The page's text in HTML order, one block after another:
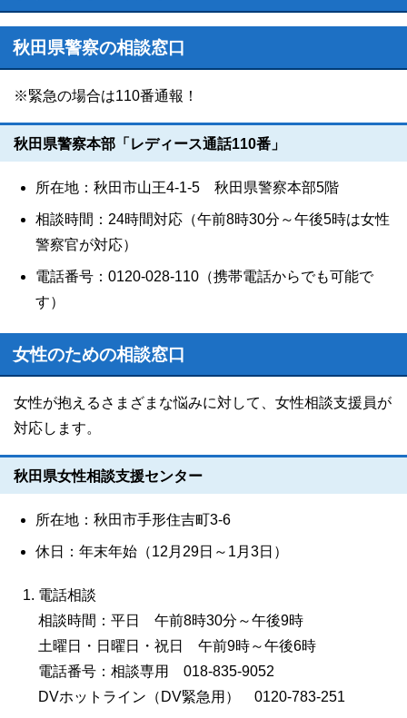
秋田県警察の相談窓口
※緊急の場合は110番通報！
秋田県警察本部「レディース通話110番」
所在地：秋田市山王4-1-5 秋田県警察本部5階
相談時間：24時間対応（午前8時30分～午後5時は女性
警察官が対応）
電話番号：0120-028-110（携帯電話からでも可能で
す）
女性のための相談窓口
女性が抱えるさまざまな悩みに対して、女性相談支援員が
対応します。
秋田県女性相談支援センター
所在地：秋田市手形住吉町3-6
休日：年末年始（12月29日～1月3日）
電話相談
相談時間：平日 午前8時30分～午後9時
土曜日・日曜日・祝日 午前9時～午後6時
電話番号：相談専用 018-835-9052
DVホットライン（DV緊急用） 0120-783-251